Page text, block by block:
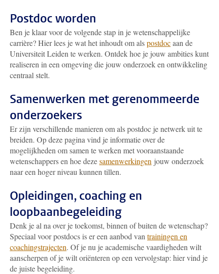
Postdoc worden
Ben je klaar voor de volgende stap in je wetenschappelijke
carrière? Hier lees je wat het inhoudt om alspostdocaan de
Universiteit Leiden te werken. Ontdek hoe je jouw ambities kunt
realiseren in een omgeving die jouw onderzoek en ontwikkeling
centraal stelt.
Samenwerken met gerenommeerde
onderzoekers
Er zijn verschillende manieren om als postdoc je netwerk uit te
breiden. Op deze pagina vind je informatie over de
mogelijkheden om samen te werken met vooraanstaande
wetenschappers en hoe dezesamenwerkingen jouw onderzoek
naar een hoger niveau kunnen tillen.
Opleidingen, coaching en
loopbaanbegeleiding
Denk je al na over je toekomst, binnen of buiten de wetenschap?
Speciaal voor postdocs is er een aanbod van trainingen en
coachingstrajecten. Of je nu je academische vaardigheden wilt
aanscherpen of je wilt oriënteren op een vervolgstap: hier vind je
de juiste begeleiding.